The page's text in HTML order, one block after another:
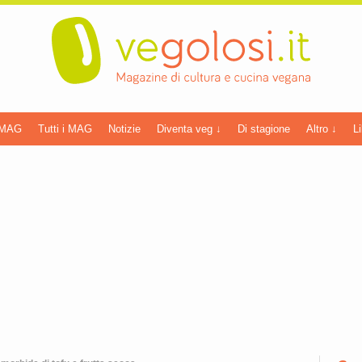
Tutti i MAG Notizie Diventa veg ↓ Di stagione Altro ↓